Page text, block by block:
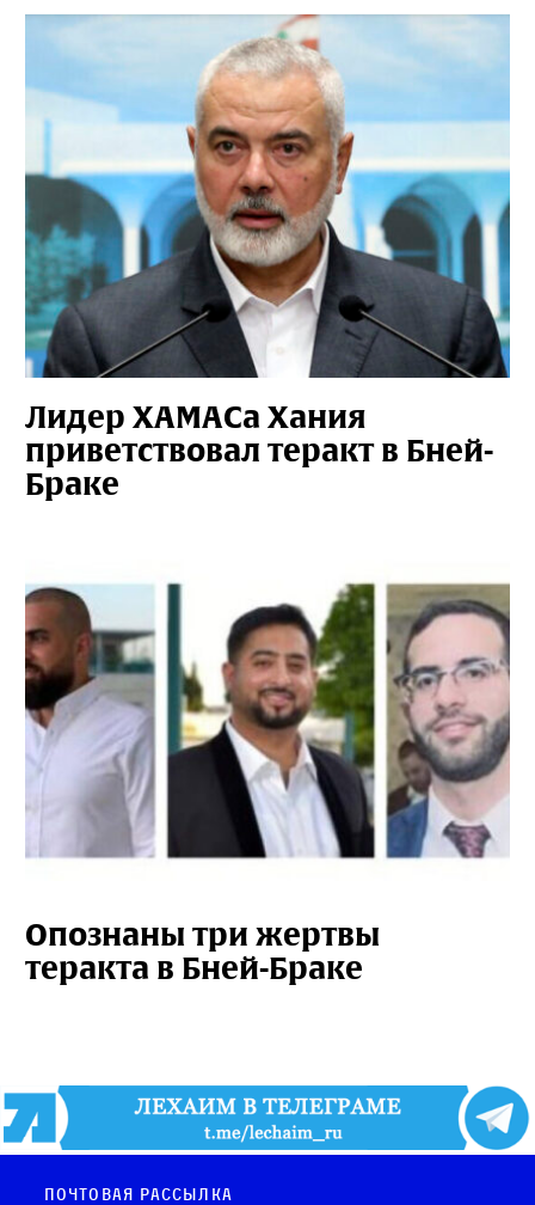
Лидер ХАМАСа Хания
приветствовал теракт в Бней-
Браке
Опознаны три жертвы
теракта в Бней-Браке
Почтовая рассылка